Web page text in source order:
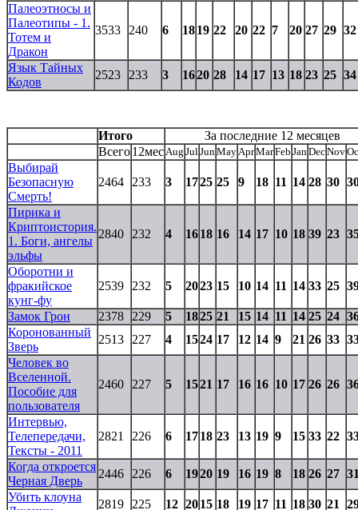
Палеоэтносы и
Палеотипы - 1.
Тотем и
Дракон
3533 240 6 1819 22 20 22 7 20 27 29 32
Язык Тайных
Кодов
2523 233 3 1620 28 14 17 13 18 23 25 34
Итого
За последние 12 месяцев
Всего12мес Aug Jul Jun May AprMarFeb Jan DecNov
Выбирай
Безопасную
Смерть!
2464 233 3 1725 25 9 18 11 14 28 30
Пирика и
Криптоистория.
1. Боги, ангелы
эльфы
2840 232 4 1618 16 14 17 10 18 39 23
Оборотни и
фракийское
кунг-фу
2539 232 5 2023 15 10 14 11 14 33 25
Замок Грон 2378 229 5 1825 21 15 14 11 14 25 24
Коронованный
Зверь
2513 227 4 1524 17 12 14 9 21 26 33
Человек во
Вселенной.
Пособие для
пользователя
2460 227 5 1521 17 16 16 10 17 26 26
Интервью,
Телепередачи,
Тексты - 2011
2821 226 6 1718 23 13 19 9 15 33 22
Когда откроется
Черная Дверь
2446 226 6 1920 19 16 19 8 18 26 27
Убить клоуна
2819 225 12 2015 18 19 17 11 18 30 21